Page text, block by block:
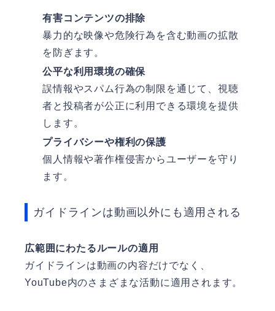
有害コンテンツの排除
暴力的な映像や危険行為を含む動画の拡散
を防ぎます。
公平な利用環境の確保
誤情報やスパム行為の制限を通じて、視聴
者と投稿者が公正に利用できる環境を提供
します。
プライバシーや権利の保護
個人情報や著作権侵害からユーザーを守り
ます。
ガイドラインは動画以外にも適用される
広範囲にわたるルールの適用
ガイドラインは動画の内容だけでなく、
YouTube内のさまざまな活動に適用されます。